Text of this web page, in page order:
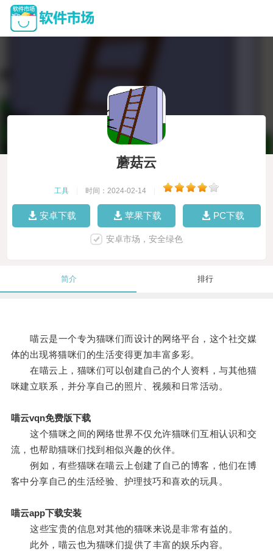
蘑菇云
工具 时间：2024-02-14
安卓下载 苹果下载 PC下载
安卓市场，安全绿色
简介 排行
喵云是一个专为猫咪们而设计的网络平台，这个社交媒
体的出现将猫咪们的生活变得更加丰富多彩。
在喵云上，猫咪们可以创建自己的个人资料，与其他猫
咪建立联系，并分享自己的照片、视频和日常活动。
喵云vqn免费版下载
这个猫咪之间的网络世界不仅允许猫咪们互相认识和交
流，也帮助猫咪们找到相似兴趣的伙伴。
例如，有些猫咪在喵云上创建了自己的博客，他们在博
客中分享自己的生活经验、护理技巧和喜欢的玩具。
喵云app下载安装
这些宝贵的信息对其他的猫咪来说是非常有益的。
此外，喵云也为猫咪们提供了丰富的娱乐内容。